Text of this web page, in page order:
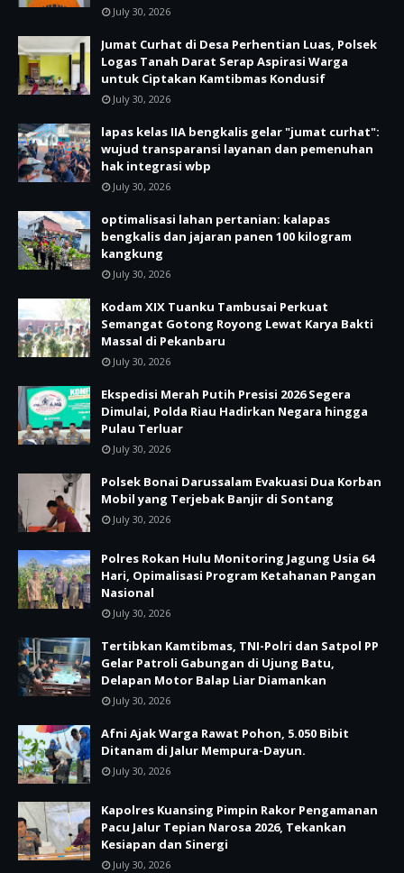
July 30, 2026
Jumat Curhat di Desa Perhentian Luas, Polsek
Logas Tanah Darat Serap Aspirasi Warga
untuk Ciptakan Kamtibmas Kondusif
July 30, 2026
lapas kelas IIA bengkalis gelar "jumat curhat":
wujud transparansi layanan dan pemenuhan
hak integrasi wbp
July 30, 2026
optimalisasi lahan pertanian: kalapas
bengkalis dan jajaran panen 100 kilogram
kangkung
July 30, 2026
Kodam XIX Tuanku Tambusai Perkuat
Semangat Gotong Royong Lewat Karya Bakti
Massal di Pekanbaru
July 30, 2026
Ekspedisi Merah Putih Presisi 2026 Segera
Dimulai, Polda Riau Hadirkan Negara hingga
Pulau Terluar
July 30, 2026
Polsek Bonai Darussalam Evakuasi Dua Korban
Mobil yang Terjebak Banjir di Sontang
July 30, 2026
Polres Rokan Hulu Monitoring Jagung Usia 64
Hari, Opimalisasi Program Ketahanan Pangan
Nasional
July 30, 2026
Tertibkan Kamtibmas, TNI-Polri dan Satpol PP
Gelar Patroli Gabungan di Ujung Batu,
Delapan Motor Balap Liar Diamankan
July 30, 2026
Afni Ajak Warga Rawat Pohon, 5.050 Bibit
Ditanam di Jalur Mempura-Dayun.
July 30, 2026
Kapolres Kuansing Pimpin Rakor Pengamanan
Pacu Jalur Tepian Narosa 2026, Tekankan
Kesiapan dan Sinergi
July 30, 2026